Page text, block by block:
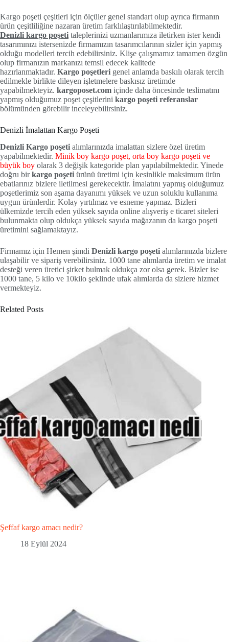
Kargo poşeti çeşitleri için ölçüler genel standart olup ayrıca firmanın
ürün çeşitliliğine nazaran üretim farklılaştırılabilmektedir.
Denizli kargo poşeti taleplerinizi uzmanlarımıza iletirken ister kendi
tasarımınızı istersenizde firmamızın tasarımcılarının sizler için yapmış
olduğu modelleri tercih edebilirsiniz. Klişe çalışmamız tamamen özgün
olup firmanızın markanızı temsil edecek kalitede
hazırlanmaktadır. Kargo poşetleri genel anlamda baskılı olarak tercih
edilmekle birlikte dileyen işletmelere baskısız üretimde
yapabilmekteyiz. kargoposet.com içinde daha öncesinde teslimatını
yapmış olduğumuz poşet çeşitlerini kargo poşeti referanslar
bölümünden görebilir inceleyebilirsiniz.
Denizli İmalattan Kargo Poşeti
Denizli Kargo poşeti alımlarınızda imalattan sizlere özel üretim
yapabilmektedir. Minik boy kargo poşet, orta boy kargo poşeti ve
büyük boy olarak 3 değişik kategoride plan yapılabilmektedir. Yinede
doğru birkargo poşeti ürünü üretimi için kesinlikle maksimum ürün
ebatlarınız bizlere iletilmesi gerekecektir. İmalatını yapmış olduğumuz
poşetlerimiz son aşama dayanımı yüksek ve uzun soluklu kullanıma
uygun ürünlerdir. Kolay yırtılmaz ve esneme yapmaz. Bizleri
ülkemizde tercih eden yüksek sayıda online alışveriş e ticaret siteleri
bulunmakta olup oldukça yüksek sayıda mağazanın da kargo poşeti
üretimini sağlamaktayız.
Firmamız için Hemen şimdi Denizli kargo poşeti alımlarınızda bizlere
ulaşabilir ve sipariş verebilirsiniz. 1000 tane alımlarda üretim ve imalat
desteği veren üretici şirket bulmak oldukça zor olsa gerek. Bizler ise
1000 tane, 5 kilo ve 10kilo şeklinde ufak alımlarda da sizlere hizmet
vermekteyiz.
Related Posts
Şeffaf kargo amacı nedir?
18 Eylül 2024